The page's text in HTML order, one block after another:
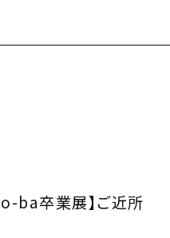
ba卒業展】ご近所